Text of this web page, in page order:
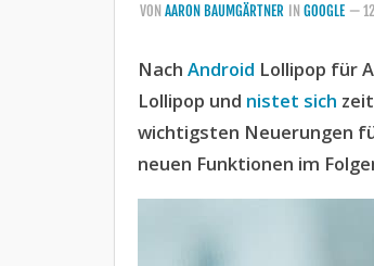
VON AARON BAUMGÄRTNER IN GOOGLE —
Nach Android Lollipop für
Lollipop und nistet sich
wichtigsten Neuerungen
neuen Funktionen im